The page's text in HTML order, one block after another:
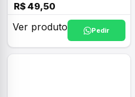
R$ 49,50
Ver produto Pedir